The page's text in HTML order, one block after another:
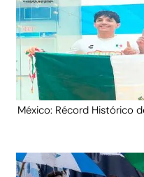
México: Récord Histórico